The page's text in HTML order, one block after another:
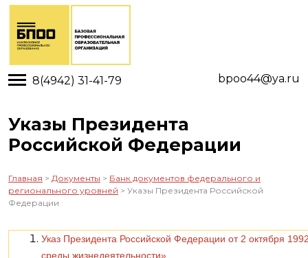
8(4942) 31-41-79 bpoo44@ya.ru
Toggle main menu visibility
Указы Президента
Российской Федерации
Главная > Документы > Банк документов федерального и
регионального уровней > Указы Президента Российской
Федерации
Указ Президента Российской Федерации от 2 октября
среды жизнедеятельности».